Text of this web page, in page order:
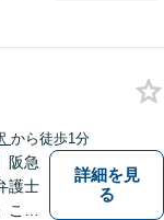
し
から徒歩1分
阪急
護士
と
詳細を見
る